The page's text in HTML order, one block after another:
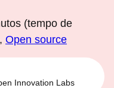
(tempo de
, Open source
Innovation Labs